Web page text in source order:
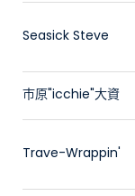
Seasick Steve
市原"icchie"大資
Trave-Wrappin'